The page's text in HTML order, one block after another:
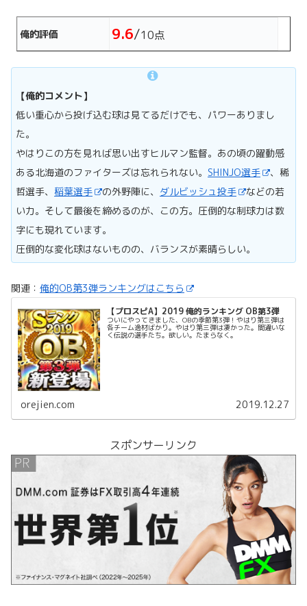
俺的評価 9.6/10点
【俺的コメント】
低い重心から投げ込む球は見てるだけでも、パワーありまし
た。
やはりこの方を見れば思い出すヒルマン監督。あの頃の躍動感
ある北海道のファイターズは忘れられない。 SHINJO選手
、稀
哲選手、 稲葉選手 の外野陣に、 ダルビッシュ投手
などの若
い力。そして最後を締めるのが、この方。圧倒的な制球力は数
字にも現れています。
圧倒的な変化球はないものの、バランスが素晴らしい。
関連： 俺的OB第3弾ランキングはこちら
【プロスピA】2019 俺的ランキング OB第3弾
ついにやってきました、OBの季節第3弾！やはり第三弾は
各チーム逸材ばかり。やはり第三弾は凄かった。間違いな
く伝説の選手たち。欲しい。たまらなく。
orejien.com 2019.12.27
スポンサーリンク